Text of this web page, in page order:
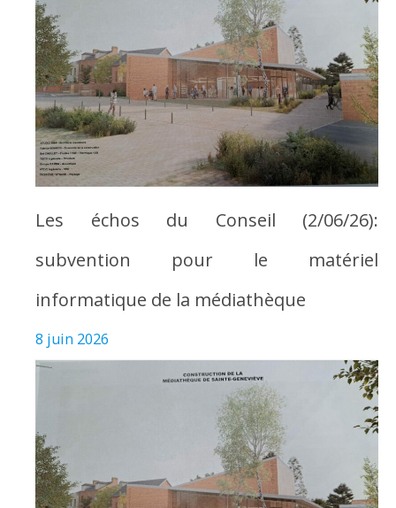
Les échos du Conseil (2/06/26):
subvention pour le matériel
informatique de la médiathèque
8 juin 2026